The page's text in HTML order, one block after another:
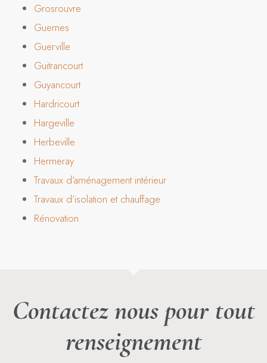
Grosrouvre
Guernes
Guerville
Guitrancourt
Guyancourt
Hardricourt
Hargeville
Herbeville
Hermeray
Travaux d’aménagement intérieur
Travaux d’isolation et chauffage
Rénovation
Contactez nous pour tout
renseignement